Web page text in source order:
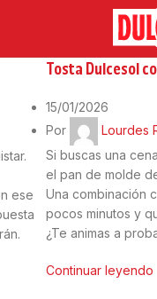
ese
Recetas saladas
Tosta Dulcesol
15/01/2026
Por
Lourdes
Si buscas una
el pan de molde
Una combinación
pocos minutos y
¿Te animas a
Continuar leyendo